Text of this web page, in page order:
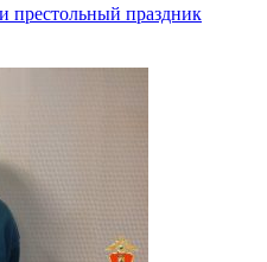
престольный праздник